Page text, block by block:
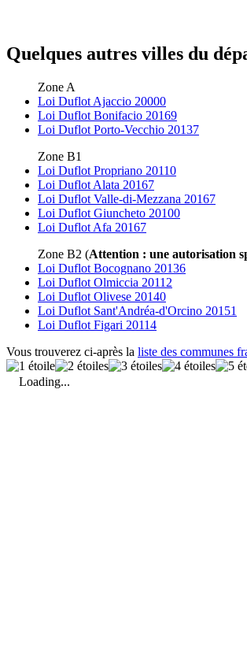
Quelques autres villes du
Zone A
Loi Duflot Ajaccio 20000
Loi Duflot Bonifacio 20169
Loi Duflot Porto-Vecchio 20137
Zone B1
Loi Duflot Propriano 20110
Loi Duflot Alata 20167
Loi Duflot Valle-di-Mezzana 20167
Loi Duflot Giuncheto 20100
Loi Duflot Afa 20167
Zone B2 (Attention : une autorisation
Loi Duflot Bocognano 20136
Loi Duflot Olmiccia 20112
Loi Duflot Olivese 20140
Loi Duflot Sant'Andréa-d'Orcino 20151
Loi Duflot Figari 20114
Vous trouverez ci-après la liste des communes
Loading...